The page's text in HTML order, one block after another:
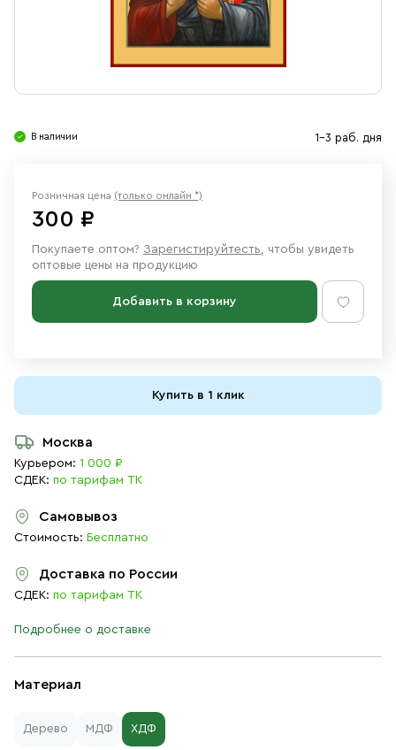
Ювелирные изделия
В наличии 1-3 раб. дня
Материал
Дерево МДФ ХДФ
Розничная цена (только онлайн *)
300 ₽
Покупаете оптом? Зарегистируйтесть, чтобы увидеть
оптовые цены на продукцию
Добавить в корзину
Купить в 1 клик
Москва
Курьером: 1 000 ₽
СДЕК: по тарифам ТК
Самовывоз
Стоимость: Бесплатно
Доставка по России
СДЕК: по тарифам ТК
Подробнее о доставке